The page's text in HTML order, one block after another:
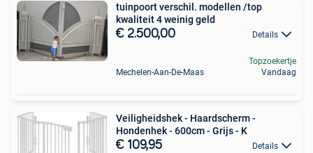
tuinpoort verschil. modellen /top
kwaliteit 4 weinig geld
€ 2.500,00 Details
Mechelen-Aan-De-Maas
Topzoekertje
Vandaag
Veiligheidshek - Haardscherm -
Hondenhek - 600cm - Grijs - K
€ 109,95 Details